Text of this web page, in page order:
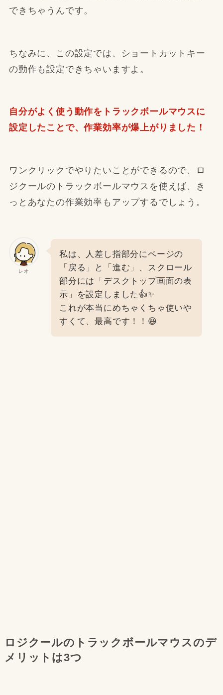
できちゃうんです。
ちなみに、この設定では、ショートカットキー
の動作も設定できちゃいますよ。
自分がよく使う動作をトラックボールマウスに
設定したことで、作業効率が爆上がりました！
ワンクリックでやりたいことができるので、ロ
ジクールのトラックボールマウスを使えば、き
っとあなたの作業効率もアップするでしょう。
レオ
私は、人差し指部分にページの
「戻る」と「進む」、スクロール
部分には「デスクトップ画面の表
示」を設定しました👍✨
これが本当にめちゃくちゃ使いや
すくて、最高です！！😆
ロジクールのトラックボールマウスのデ
メリットは3つ